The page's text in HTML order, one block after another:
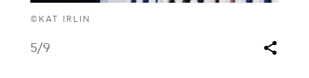
©KAT IRLIN
5/9